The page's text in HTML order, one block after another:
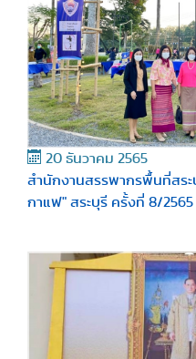
20 ธันวาคม 2565
สำนักงานสรรพากรพื้นที่สระ
กาแฟ" สระบุรี ครั้งที่ 8/2565